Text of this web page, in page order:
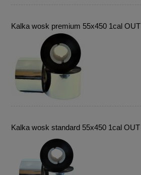
Kalka wosk premium 55x450 1cal OUT
Kalka wosk standard 55x450 1cal OUT